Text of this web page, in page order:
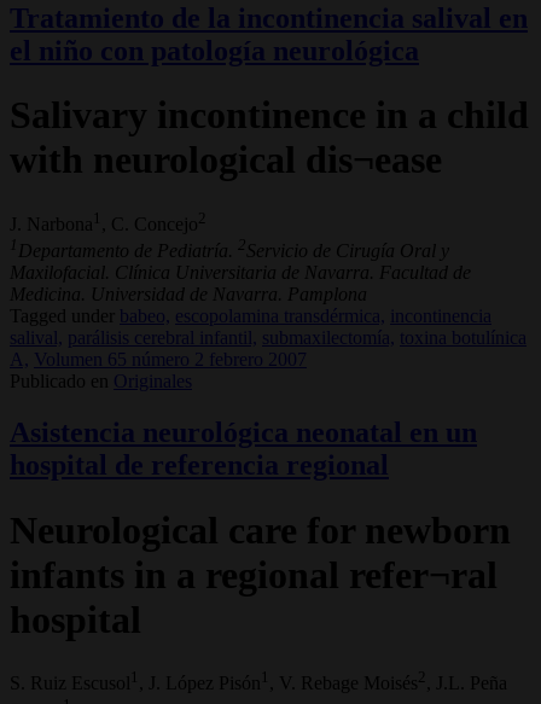
Tratamiento de la incontinencia salival en
el niño con patología neurológica
Salivary incontinence in a child
with neurological dis¬ease
J. Narbona 1 , C. Concejo
1 Departamento de Pediatría. 2 Servicio de Cirugía Oral y
Maxilofacial. Clínica Universitaria de Navarra. Facultad de
Medicina. Universidad de Navarra. Pamplona
Tagged under
babeo, escopolamina transdérmica,
incontinencia
salival,
parálisis cerebral infantil, submaxilectomía, toxina botulínica
A,
Volumen 65 número 2 febrero 2007
Publicado en
Originales
Asistencia neurológica neonatal en un
hospital de referencia regional
Neurological care for newborn
infants in a regional refer¬ral
hospital
S. Ruiz Escusol 1 , J. López Pisón 1 , V. Rebage Moisés2 , J.L. Peña